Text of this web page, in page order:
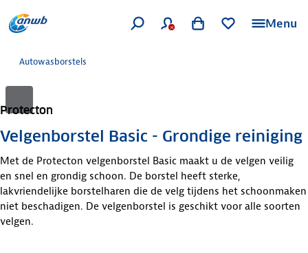
Menu
Autowasborstels
Protecton
Velgenborstel Basic - Grondige reiniging
Met de Protecton velgenborstel Basic maakt u de velgen veilig
en snel en grondig schoon. De borstel heeft sterke,
lakvriendelijke borstelharen die de velg tijdens het schoonmaken
niet beschadigen. De velgenborstel is geschikt voor alle soorten
velgen.